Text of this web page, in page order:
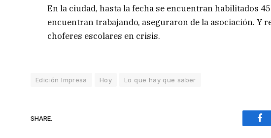
En la ciudad, hasta la fecha se encuentran habilitados
encuentran trabajando, aseguraron de la asociación. Y
choferes escolares en crisis.
Edición Impresa Hoy Lo que hay que saber
SHARE.